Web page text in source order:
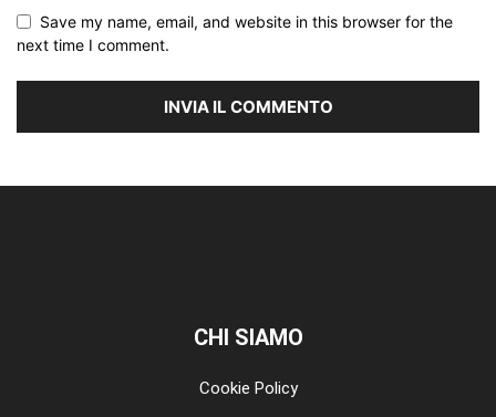
Save my name, email, and website in this browser for the
next time I comment.
CHI SIAMO
Cookie Policy